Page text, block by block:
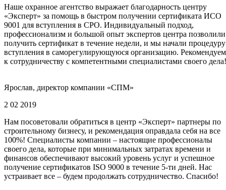
Наше охранное агентство выражает благодарность центру
«Эксперт» за помощь в быстром получении сертификата ИСО
9001 для вступления в СРО. Индивидуальный подход,
профессионализм и большой опыт экспертов центра позволили
получить сертификат в течение недели, и мы начали процедуру
вступления в саморегулирующуюся организацию. Рекомендуем
к сотрудничеству с компетентными специалистами своего дела!
Ярослав, директор компании «СПМ»
2 02 2019
Нам посоветовали обратиться в центр «Эксперт» партнеры по
строительному бизнесу, и рекомендация оправдала себя на все
100%! Специалисты компании – настоящие профессионалы
своего дела, которые при минимальных затратах времени и
финансов обеспечивают высокий уровень услуг и успешное
получение сертификатов ISO 9000 в течение 5-ти дней. Нас
устраивает все – будем продолжать сотрудничество. Спасибо!